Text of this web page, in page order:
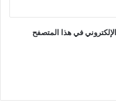
في هذا المتصفح